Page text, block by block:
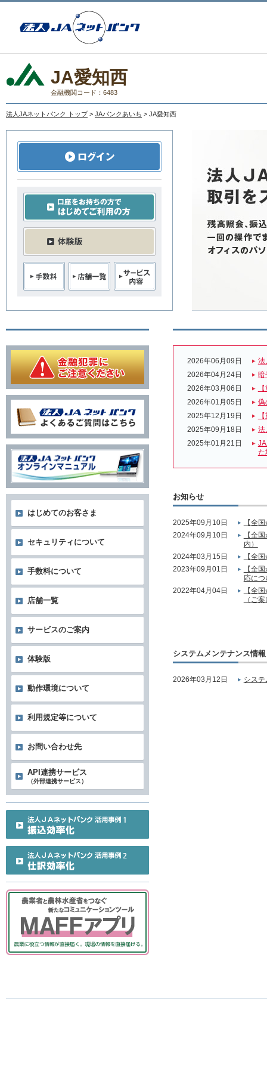
JA愛知西
金融機関コード：6483
法人JAネットバンク トップ > JAバンクあいち > JA愛知西
2026年06月09日
法
2026年04月24日
暗
2026年03月06日
2026年01月05日
偽
2025年12月19日
2025年09月18日
法
2025年01月21日
た
お知らせ
2025年09月10日
【全
2024年09月10日
【全
内）
2024年03月15日
【全
2023年09月01日
【全
応に
2022年04月04日
【全
（ご
システムメンテナンス情報
2026年03月12日 シス
はじめてのお客さま
セキュリティについて
手数料について
店舗一覧
サービスのご案内
体験版
動作環境について
利用規定等について
お問い合わせ先
API連携サービス
（外部連携サービス）